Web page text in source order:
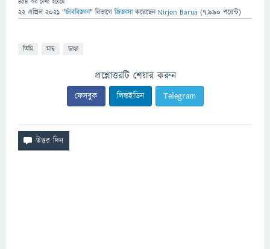
454 বার দেখা হয়েছে
22 এপ্রিল 2021 "জীববিজ্ঞান" বিভাগে জিজ্ঞাসাকরেছেনNirjon Barua (7,990 পয়েন্ট)
তিমি মাছ ডাঙা
প্রশ্নোত্তরটি শেয়ার করুন
ফেসবুক লিঙ্কইডিন Telegram